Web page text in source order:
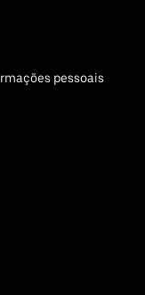
pessoais